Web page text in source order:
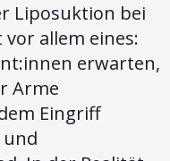
Liposuktion bei
allem eines:
erwarten,
Arme
Eingriff